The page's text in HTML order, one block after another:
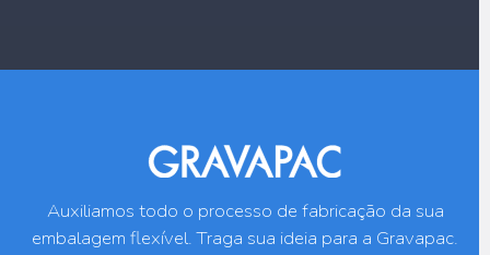
Auxiliamos todo o processo de fabricação da sua
embalagem flexível. Traga sua ideia para a Gravapac.